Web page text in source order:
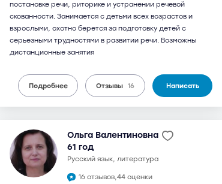
постановке речи, риторике и устранении речевой
скованности. Занимается с детьми всех возрастов и
взрослыми, охотно берется за подготовку детей с
серьезными трудностями в развитии речи. Возможны
дистанционные занятия
Подробнее Отзывы 16 Написать
Ольга Валентиновна
61 год
русский язык, литература
16 отзывов,44 оценки